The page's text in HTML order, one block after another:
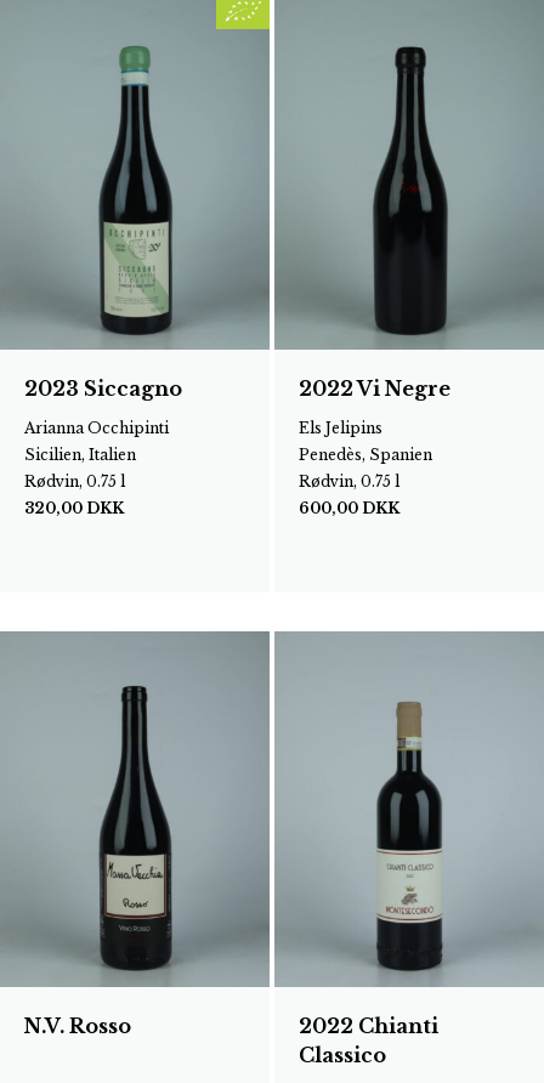
2023 Siccagno
Arianna Occhipinti
Sicilien, Italien
Rødvin, 0.75 l
320,00 DKK
2022 Vi Negre
Els Jelipins
Penedès, Spanien
Rødvin, 0.75 l
600,00 DKK
N.V. Rosso
2022 Chianti
Classico